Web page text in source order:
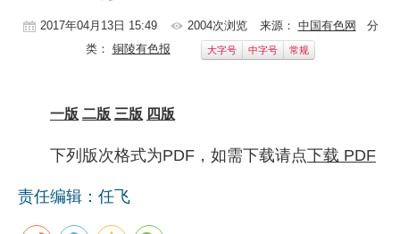
稀有稀土
2017年04月13日 15:49 2004次浏览 来源： 中国有色网 分
类： 铜陵有色报 大字号 中字号 常规
一版 二版 三版 四版
下列版次格式为PDF，如需下载请点下载 PDF
责任编辑：任飞